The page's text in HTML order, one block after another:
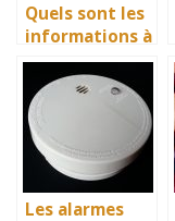
Quels sont les
informations à
savoir pour
choisir un four
à pizza
électrique?
Les alarmes